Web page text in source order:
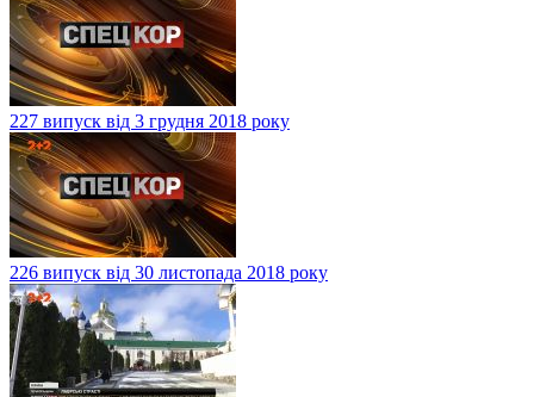
227 випуск від 3 грудня 2018 року
226 випуск від 30 листопада 2018 року